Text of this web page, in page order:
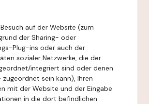
auf der Website (zum
der Sharing- oder
Plug-ins oder auch der
sozialer Netzwerke, die der
integriert sind oder denen
sein kann), Ihren
mit der Website und der Eingabe
in die dort befindlichen